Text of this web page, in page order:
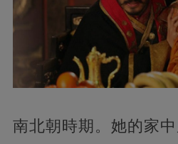
南北朝時期。她的家